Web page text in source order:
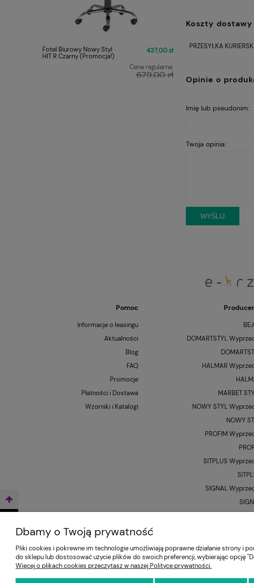
Fotel Biurowy Nowy Styl
HIT R Czarny (Promocja!)
437,00 zł
Cena regularna:
679,00 zł
FOTEL OBROTOWY
Koszty dostawy
PRZESYŁKA
Opinie o
Imię lub pseudonim:
Twoja opinia:
WYŚLIJ
Pomoc
Informacje o leasingu
Aktualności
Blog
FAQ
Promocje
Płatności i Dostawa
Wzorniki i Katalogi
DOMARTSTYL
HALMAR
MARBET
NOWY STYL
NOWY
PROFIM
SITPLUS
SIGNAL
Dbamy o Twoją prywatność
Pliki cookies i pokrewne im technologie umożliwiają poprawne działanie strony i
do sklepu lub dostosować użycie plików do swoich preferencji, wybierając opcję
Więcej o plikach cookies przeczytasz w naszej Polityce prywatności.